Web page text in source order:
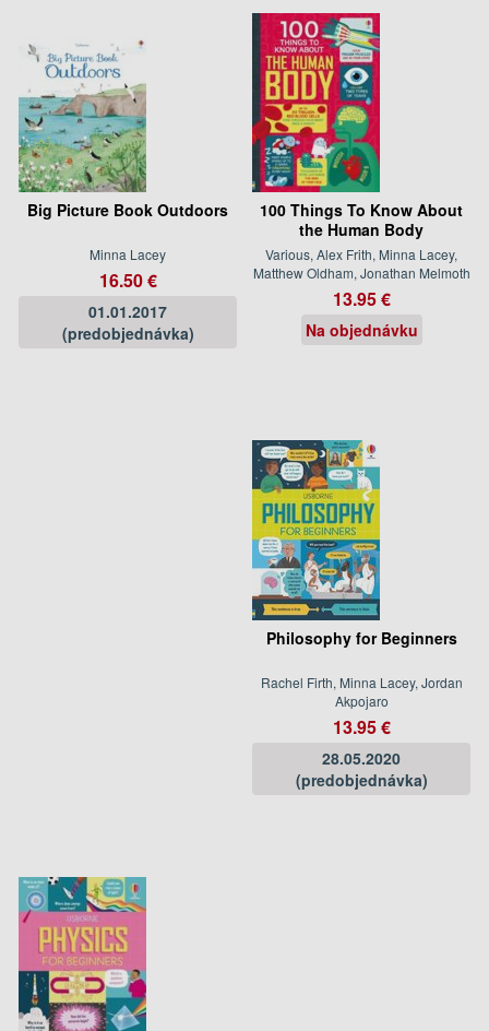
Big Picture Book Outdoors
Minna Lacey
16.50 €
01.01.2017
(predobjednávka)
100 Things To Know About
the Human Body
Various, Alex Frith, Minna Lacey,
Matthew Oldham, Jonathan Melmoth
13.95 €
Na objednávku
Philosophy for Beginners
Rachel Firth, Minna Lacey, Jordan
Akpojaro
13.95 €
28.05.2020
(predobjednávka)